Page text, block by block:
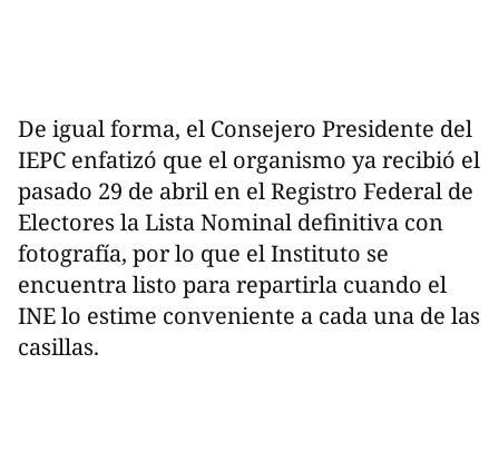
De igual forma, el Consejero Presidente del
IEPC enfatizó que el organismo ya recibió el
pasado 29 de abril en el Registro Federal de
Electores la Lista Nominal definitiva con
fotografía, por lo que el Instituto se
encuentra listo para repartirla cuando el
INE lo estime conveniente a cada una de las
casillas.